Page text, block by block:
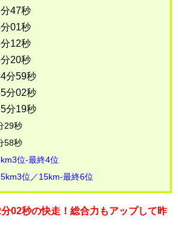
47秒
01秒
12秒
20秒
分59秒
分02秒
分19秒
29秒
58秒
位-最終4位
位／15km-最終6位
02秒の快走！総合力もアップして昨